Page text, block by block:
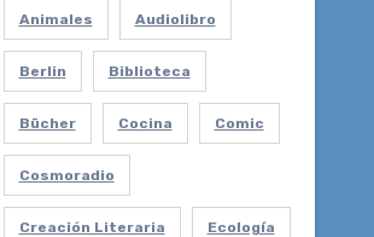
Animales Audiolibro
Berlin Biblioteca
Bücher Cocina Comic
Cosmoradio
Creación Literaria Ecología